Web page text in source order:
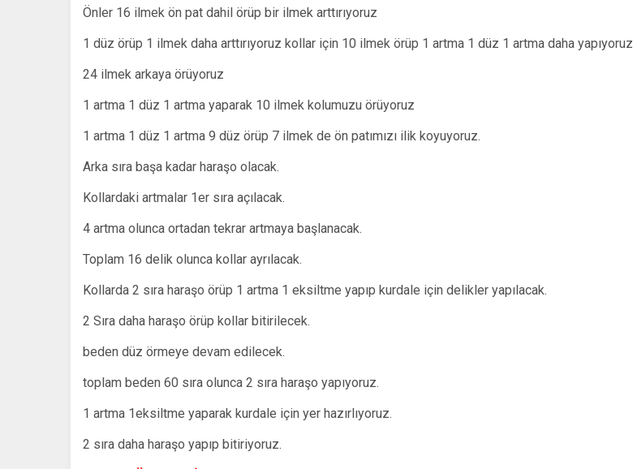
Önler 16 ilmek ön pat dahil örüp bir ilmek arttırıyoruz
1 düz örüp 1 ilmek daha arttırıyoruz kollar için 10 ilmek örüp 1 artma 1 düz 1 artma daha yapıyoruz
24 ilmek arkaya örüyoruz
1 artma 1 düz 1 artma yaparak 10 ilmek kolumuzu örüyoruz
1 artma 1 düz 1 artma 9 düz örüp 7 ilmek de ön patımızı ilik koyuyoruz.
Arka sıra başa kadar haraşo olacak.
Kollardaki artmalar 1er sıra açılacak.
4 artma olunca ortadan tekrar artmaya başlanacak.
Toplam 16 delik olunca kollar ayrılacak.
Kollarda 2 sıra haraşo örüp 1 artma 1 eksiltme yapıp kurdale için delikler yapılacak.
2 Sıra daha haraşo örüp kollar bitirilecek.
beden düz örmeye devam edilecek.
toplam beden 60 sıra olunca 2 sıra haraşo yapıyoruz.
1 artma 1eksiltme yaparak kurdale için yer hazırlıyoruz.
2 sıra daha haraşo yapıp bitiriyoruz.